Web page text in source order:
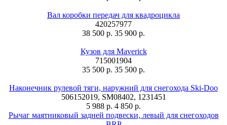
Вал коробки передач для квадроцикла
420257977
38 500 р. 35 900 р.
Кузов для Maverick
715001904
35 500 р. 35 500 р.
Наконечник рулевой тяги, наружний для снегохода Ski-Doo
506152019, SM08402, 1231451
5 988 р. 4 850 р.
Рычаг маятниковый задней подвески, левый для снегоходов